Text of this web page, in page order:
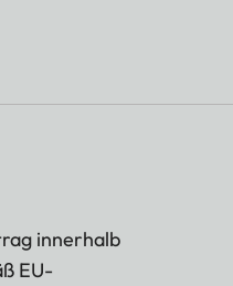
innerhalb
EU-